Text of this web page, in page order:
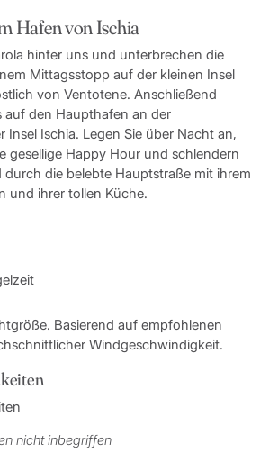
Hafen von Ischia
hinter uns und unterbrechen die
Mittagsstopp auf der kleinen Insel
von Ventotene. Anschließend
auf den Haupthafen an der
Insel Ischia. Legen Sie über Nacht an,
gesellige Happy Hour und schlendern
durch die belebte Hauptstraße mit ihrem
und ihrer tollen Küche.
Basierend auf empfohlenen
Windgeschwindigkeit.
nicht inbegriffen